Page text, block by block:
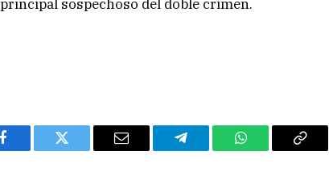
sospechoso del doble crimen.
Facebook Twitter Email Telegram WhatsAppCopy